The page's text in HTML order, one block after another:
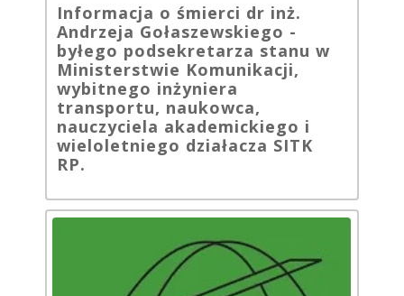
Informacja o śmierci dr inż.
Andrzeja Gołaszewskiego -
byłego podsekretarza stanu w
Ministerstwie Komunikacji,
wybitnego inżyniera
transportu, naukowca,
nauczyciela akademickiego i
wieloletniego działacza SITK
RP.